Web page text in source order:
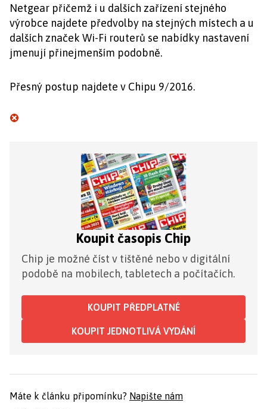
Netgear přičemž i u dalších zařízení stejného
výrobce najdete předvolby na stejných místech a u
dalších značek Wi-Fi routerů se nabídky nastavení
jmenují přinejmenším podobně.
Přesný postup najdete v Chipu 9/2016.
Koupit časopis Chip
Chip je možné číst v tištěné nebo v digitální
podobě na mobilech, tabletech a počítačích.
KOUPIT PŘEDPLATNÉ
KOUPIT JEDNOTLIVÁ VYDÁNÍ
Máte k článku připomínku? Napište nám